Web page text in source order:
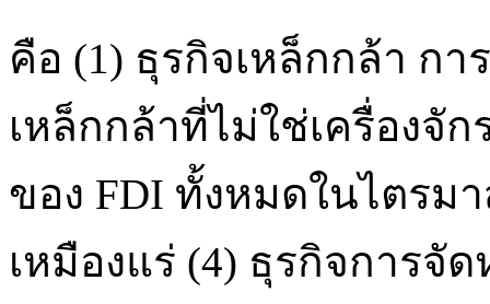
คือ (1) ธุรกิจเหล็กกล้า ก
เหล็กกล้าที่ไม่ใช่เครื่องจั
ของ FDI ทั้งหมดในไตรม
เหมืองแร่ (4) ธุรกิจการจั